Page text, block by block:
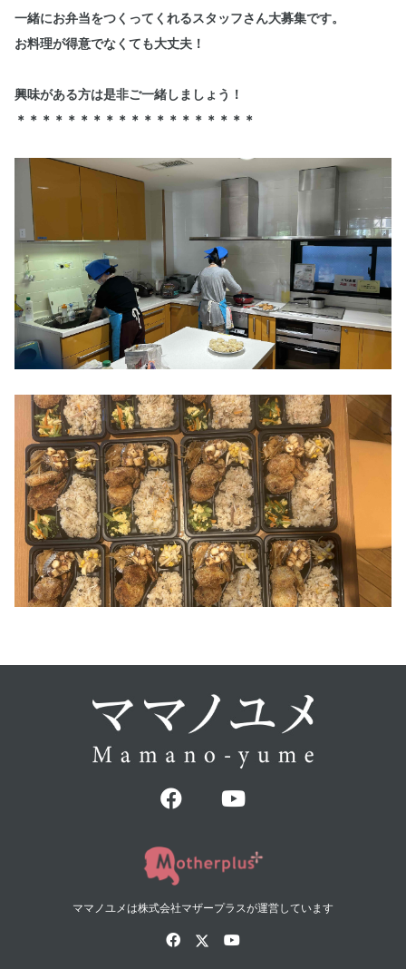
一緒にお弁当をつくってくれるスタッフさん大募集です。
お料理が得意でなくても大丈夫！
興味がある方は是非ご一緒しましょう！
＊＊＊＊＊＊＊＊＊＊＊＊＊＊＊＊＊＊＊
ママノユメは株式会社マザープラスが運営しています